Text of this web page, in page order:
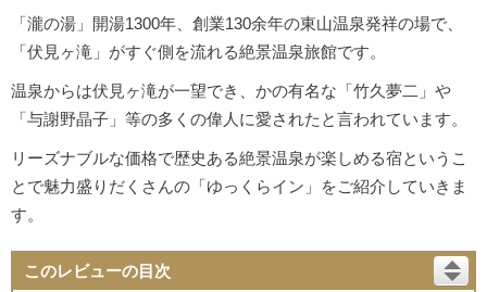
「瀧の湯」開湯1300年、創業130余年の東山温泉発祥の場で、
「伏見ヶ滝」がすぐ側を流れる絶景温泉旅館です。
温泉からは伏見ヶ滝が一望でき、かの有名な「竹久夢二」や
「与謝野晶子」等の多くの偉人に愛されたと言われています。
リーズナブルな価格で歴史ある絶景温泉が楽しめる宿というこ
とで魅力盛りだくさんの「ゆっくらイン」をご紹介していきま
す。
このレビューの目次